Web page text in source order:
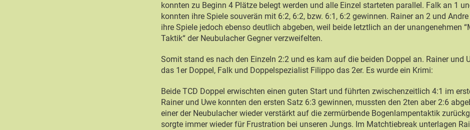
konnten zu Beginn 4 Plätze belegt werden und alle Einzel starteten parallel. Falk an 1
konnten ihre Spiele souverän mit 6:2, 6:2, bzw. 6:1, 6:2 gewinnen. Rainer an 2 und
ihre Spiele jedoch ebenso deutlich abgeben, weil beide letztlich an der unangenehmen
Taktik“ der Neubulacher Gegner verzweifelten.
Somit stand es nach den Einzeln 2:2 und es kam auf die beiden Doppel an. Rainer und
das 1er Doppel, Falk und Doppelspezialist Filippo das 2er. Es wurde ein Krimi:
Beide TCD Doppel erwischten einen guten Start und führten zwischenzeitlich 4:1 im
Rainer und Uwe konnten den ersten Satz 6:3 gewinnen, mussten den 2ten aber 2:6
einer der Neubulacher wieder verstärkt auf die zermürbende Bogenlampentaktik
sorgte immer wieder für Frustration bei unseren Jungs. Im Matchtiebreak unterlagen